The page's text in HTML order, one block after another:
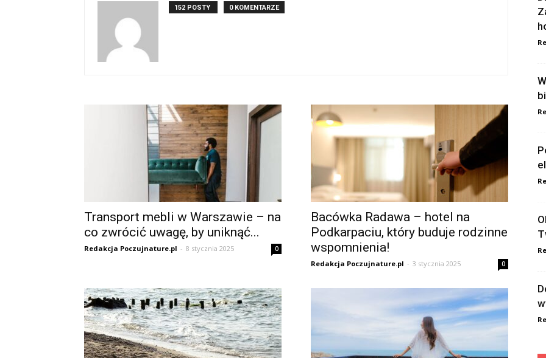
152 POSTY 0 KOMENTARZE
Transport mebli w Warszawie – na
co zwrócić uwagę, by uniknąć...
Redakcja Poczujnature.pl - 8 stycznia 2025 0
Bacówka Radawa – hotel na
Podkarpaciu, który buduje rodzinne
wspomnienia!
Redakcja Poczujnature.pl - 3 stycznia 2025 0